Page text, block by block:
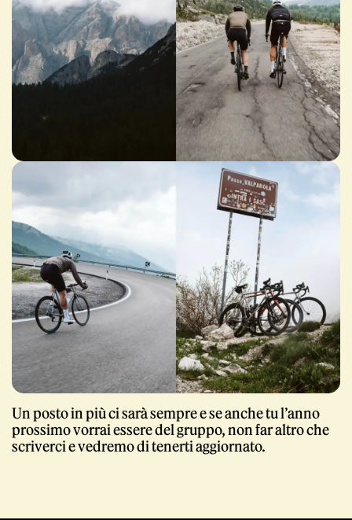
Un posto in più ci sarà sempre e se anche tu l’anno
prossimo vorrai essere del gruppo, non far altro che
scriverci e vedremo di tenerti aggiornato.